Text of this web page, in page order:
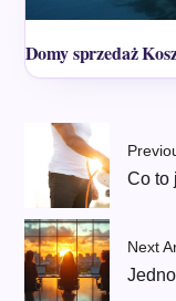
Domy sprzedaż
Co to
Next